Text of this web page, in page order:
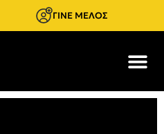
ΓΙΝΕ ΜΕΛΟΣ